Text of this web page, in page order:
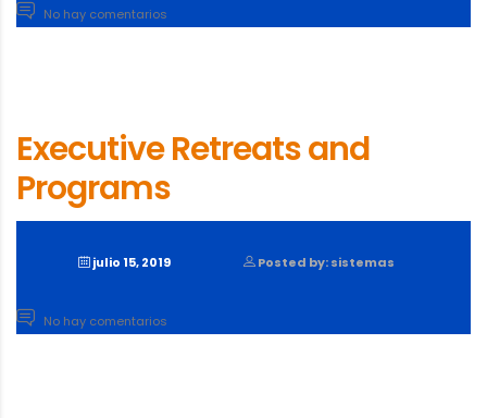
No hay comentarios
Executive Retreats and
Programs
julio 15, 2019 Posted by: sistemas
No hay comentarios